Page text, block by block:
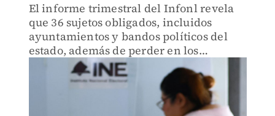
El informe trimestral del Infonl revela
que 36 sujetos obligados, incluidos
ayuntamientos y bandos políticos del
estado, además de perder en los
comicios, no aprobaron su rendición de
cuentas.